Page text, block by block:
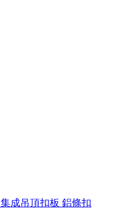
集成吊頂扣板 鋁條扣